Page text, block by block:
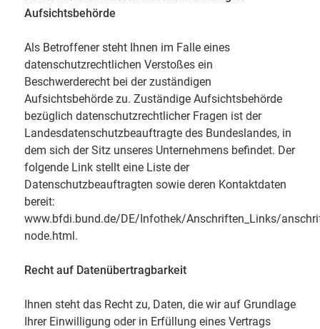
Aufsichtsbehörde
Als Betroffener steht Ihnen im Falle eines
datenschutzrechtlichen Verstoßes ein
Beschwerderecht bei der zuständigen
Aufsichtsbehörde zu. Zuständige Aufsichtsbehörde
bezüglich datenschutzrechtlicher Fragen ist der
Landesdatenschutzbeauftragte des Bundeslandes, in
dem sich der Sitz unseres Unternehmens befindet. Der
folgende Link stellt eine Liste der
Datenschutzbeauftragten sowie deren Kontaktdaten
bereit:
www.bfdi.bund.de/DE/Infothek/Anschriften_Links/
node.html.
Recht auf Datenübertragbarkeit
Ihnen steht das Recht zu, Daten, die wir auf Grundlage
Ihrer Einwilligung oder in Erfüllung eines Vertrags